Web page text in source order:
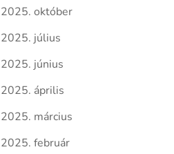
2025. október
2025. július
2025. június
2025. április
2025. március
2025. február